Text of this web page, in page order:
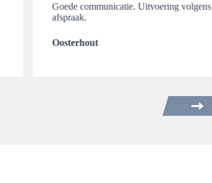
Goede communicatie. Uitvoering volgens
afspraak.
Oosterhout